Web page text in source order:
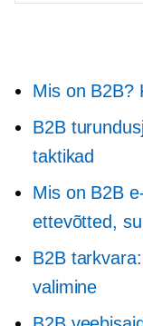
Mis on B2B?
B2B
taktikad
Mis on B2B
ettevõtted,
B2B
valimine